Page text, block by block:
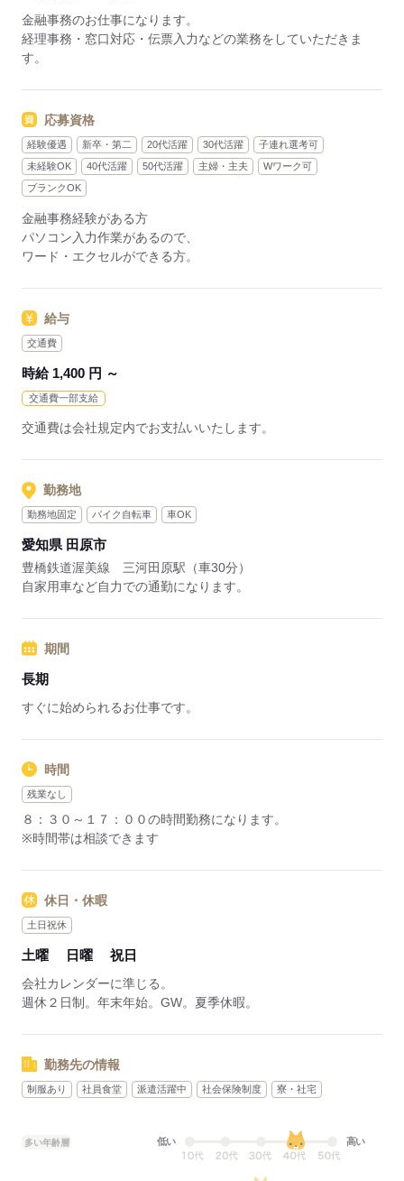
金融事務のお仕事になります。
経理事務・窓口対応・伝票入力などの業務をしていただきま
す。
応募資格
経験優遇 新卒・第二 20代活躍 30代活躍
子連れ選考可
未経験OK
40代活躍 50代活躍 主婦・主夫
Wワーク可
ブランクOK
金融事務経験がある方
パソコン入力作業があるので、
ワード・エクセルができる方。
給与
交通費
時給 1,400 円 ～
交通費一部支給
交通費は会社規定内でお支払いいたします。
勤務地
勤務地固定 バイク自転車 車OK
愛知県 田原市
豊橋鉄道渥美線 三河田原駅（車30分）
自家用車など自力での通勤になります。
期間
長期
すぐに始められるお仕事です。
時間
残業なし
８：３０～１７：００の時間勤務になります。
※時間帯は相談できます
休日・休暇
土日祝休
土曜 日曜 祝日
会社カレンダーに準じる。
週休２日制。年末年始。GW。夏季休暇。
勤務先の情報
制服あり 社員食堂 派遣活躍中 社会保険制度 寮・社宅
多い年齢層 低い 高い